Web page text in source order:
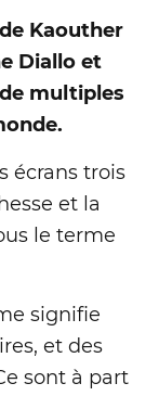
Kaouther
Diallo et
multiples
écrans trois
et la
le terme
signifie
et des
sont à part